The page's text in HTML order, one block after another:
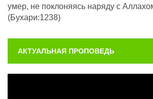
умер, не поклоняясь наряду с
(Бухари:1238)
АКТУАЛЬНАЯ ПРОПОВЕДЬ